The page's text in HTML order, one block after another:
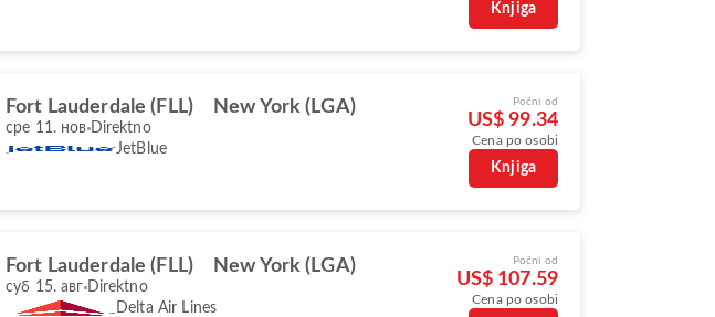
Knjiga
Fort Lauderdale (FLL) New York (LGA)
сре 11. нов Direktno
JetBlue
Počni od
US$ 99.34
Cena po osobi
Knjiga
Fort Lauderdale (FLL) New York (LGA)
суб 15. авг Direktno
Delta Air Lines
Počni od
US$ 107.59
Cena po osobi